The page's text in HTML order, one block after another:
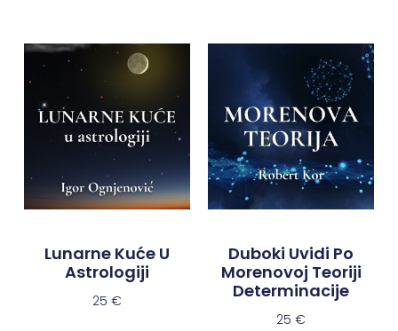
Lunarne Kuće U
Astrologiji
25 €
Duboki Uvidi Po
Morenovoj Teoriji
Determinacije
25€